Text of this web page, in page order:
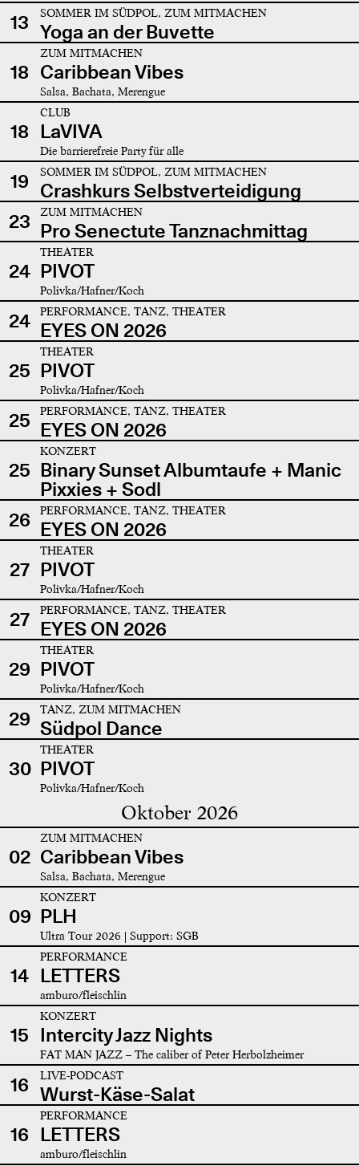
13 SOMMER IM SÜDPOL, ZUM MITMACHEN
Yoga an der Buvette
18
ZUM MITMACHEN
Caribbean Vibes
Salsa, Bachata, Merengue
18
CLUB
LaVIVA
Die barrierefreie Party für alle
19 SOMMER IM SÜDPOL, ZUM MITMACHEN
Crashkurs Selbstverteidigung
23
ZUM MITMACHEN
Pro Senectute Tanznachmittag
24
THEATER
PIVOT
Polivka/Hafner/Koch
24 PERFORMANCE, TANZ, THEATER
EYES ON 2026
25
THEATER
PIVOT
Polivka/Hafner/Koch
25 PERFORMANCE, TANZ, THEATER
EYES ON 2026
25
KONZERT
Binary Sunset Albumtaufe + Manic
Pixxies + Sodl
26
PERFORMANCE, TANZ, THEATER
EYES ON 2026
27
THEATER
PIVOT
Polivka/Hafner/Koch
27 PERFORMANCE, TANZ, THEATER
EYES ON 2026
29
THEATER
PIVOT
Polivka/Hafner/Koch
29 TANZ, ZUM MITMACHEN
Südpol Dance
30
THEATER
PIVOT
Polivka/Hafner/Koch
Oktober 2026
02
ZUM MITMACHEN
Caribbean Vibes
Salsa, Bachata, Merengue
09
KONZERT
PLH
Ultra Tour 2026 | Support: SGB
14
PERFORMANCE
LETTERS
amburo/fleischlin
15
KONZERT
Intercity Jazz Nights
FAT MAN JAZZ – The caliber of Peter Herbolzheimer
16 LIVE-PODCAST
Wurst-Käse-Salat
16
PERFORMANCE
LETTERS
amburo/fleischlin